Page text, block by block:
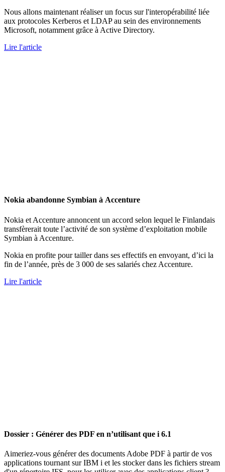
Nous allons maintenant réaliser un focus sur l'interopérabilité liée
aux protocoles Kerberos et LDAP au sein des environnements
Microsoft, notamment grâce à Active Directory.
Lire l'article
Nokia abandonne Symbian à Accenture
Nokia et Accenture annoncent un accord selon lequel le Finlandais
transfèrerait toute l’activité de son système d’exploitation mobile
Symbian à Accenture.
Nokia en profite pour tailler dans ses effectifs en envoyant, d’ici la
fin de l’année, près de 3 000 de ses salariés chez Accenture.
Lire l'article
Dossier : Générer des PDF en n’utilisant que i 6.1
Aimeriez-vous générer des documents Adobe PDF à partir de vos
applications tournant sur IBM i et les stocker dans les fichiers stream